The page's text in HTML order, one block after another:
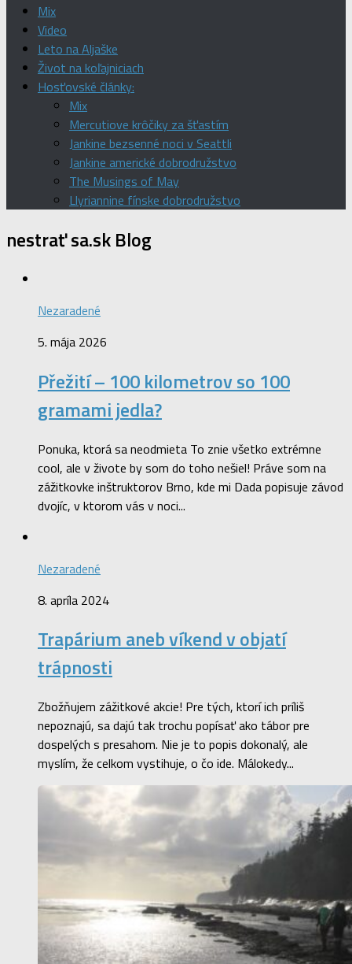
Mix
Video
Leto na Aljaške
Život na koľajniciach
Hosťovské články:
Mix
Mercutiove krôčiky za šťastím
Jankine bezsenné noci v Seattli
Jankine americké dobrodružstvo
The Musings of May
Llyriannine fínske dobrodružstvo
nestrať sa.skBlog
Nezaradené
5. mája 2026
Přežití – 100 kilometrov so 100
gramami jedla?
Ponuka, ktorá sa neodmieta To znie všetko extrémne
cool, ale v živote by som do toho nešiel! Práve som na
zážitkovke inštruktorov Brno, kde mi Dada popisuje závod
dvojíc, v ktorom vás v noci...
Nezaradené
8. apríla 2024
Trapárium aneb víkend v objatí
trápnosti
Zbožňujem zážitkové akcie! Pre tých, ktorí ich príliš
nepoznajú, sa dajú tak trochu popísať ako tábor pre
dospelých s presahom. Nie je to popis dokonalý, ale
myslím, že celkom vystihuje, o čo ide. Málokedy...